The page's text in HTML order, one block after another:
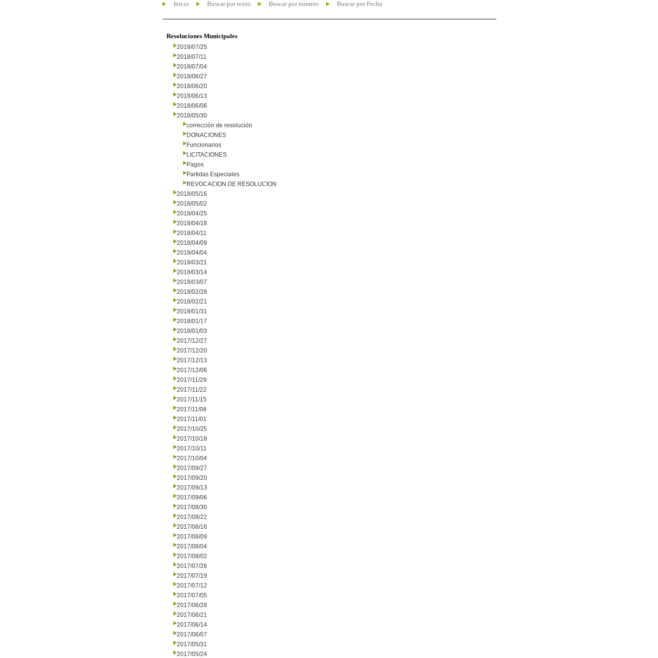
Inicio Buscar por texto Buscar por número Buscar por Fecha
Resoluciones Municipales
2018/07/25
2018/07/11
2018/07/04
2018/06/27
2018/06/20
2018/06/13
2018/06/06
2018/05/30
corrección de resolución
DONACIONES
Funcionarios
LICITACIONES
Pagos
Partidas Especiales
REVOCACION DE RESOLUCION
2018/05/16
2018/05/02
2018/04/25
2018/04/18
2018/04/11
2018/04/09
2018/04/04
2018/03/21
2018/03/14
2018/03/07
2018/02/28
2018/02/21
2018/01/31
2018/01/17
2018/01/03
2017/12/27
2017/12/20
2017/12/13
2017/12/06
2017/11/29
2017/11/22
2017/11/15
2017/11/08
2017/11/01
2017/10/25
2017/10/18
2017/10/11
2017/10/04
2017/09/27
2017/09/20
2017/09/13
2017/09/06
2017/08/30
2017/08/22
2017/08/16
2017/08/09
2017/08/04
2017/08/02
2017/07/26
2017/07/19
2017/07/12
2017/07/05
2017/06/28
2017/06/21
2017/06/14
2017/06/07
2017/05/31
2017/05/24